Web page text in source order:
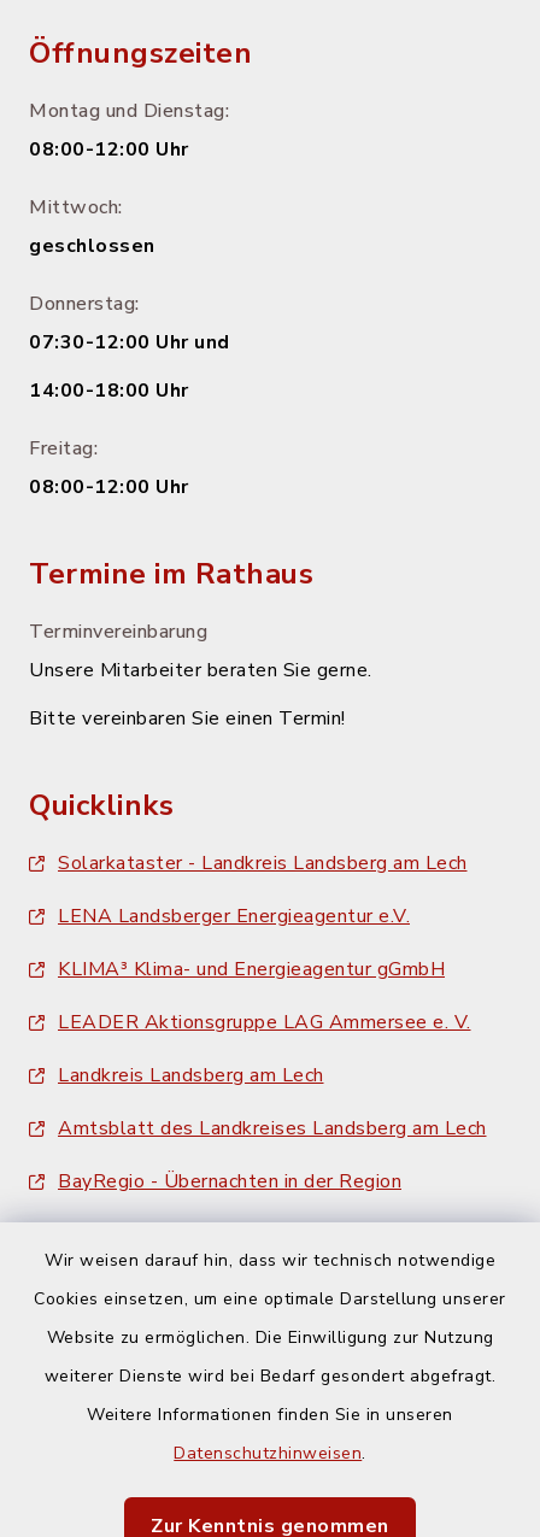
Wir weisen darauf hin, dass wir technisch notwendige
Cookies einsetzen, um eine optimale Darstellung unserer
Website zu ermöglichen. Die Einwilligung zur Nutzung
weiterer Dienste wird bei Bedarf gesondert abgefragt.
Weitere Informationen finden Sie in unseren
Datenschutzhinweisen.
Zur Kenntnis genommen
Öffnungszeiten
Montag und Dienstag:
08:00-12:00 Uhr
Mittwoch:
geschlossen
Donnerstag:
07:30-12:00 Uhr und
14:00-18:00 Uhr
Freitag:
08:00-12:00 Uhr
Termine im Rathaus
Terminvereinbarung
Unsere Mitarbeiter beraten Sie gerne.
Bitte vereinbaren Sie einen Termin!
Quicklinks
Solarkataster - Landkreis Landsberg am Lech
LENA Landsberger Energieagentur e.V.
KLIMA³ Klima- und Energieagentur gGmbH
LEADER Aktionsgruppe LAG Ammersee e. V.
Landkreis Landsberg am Lech
Amtsblatt des Landkreises Landsberg am Lech
BayRegio - Übernachten in der Region
Barrierefreiheit